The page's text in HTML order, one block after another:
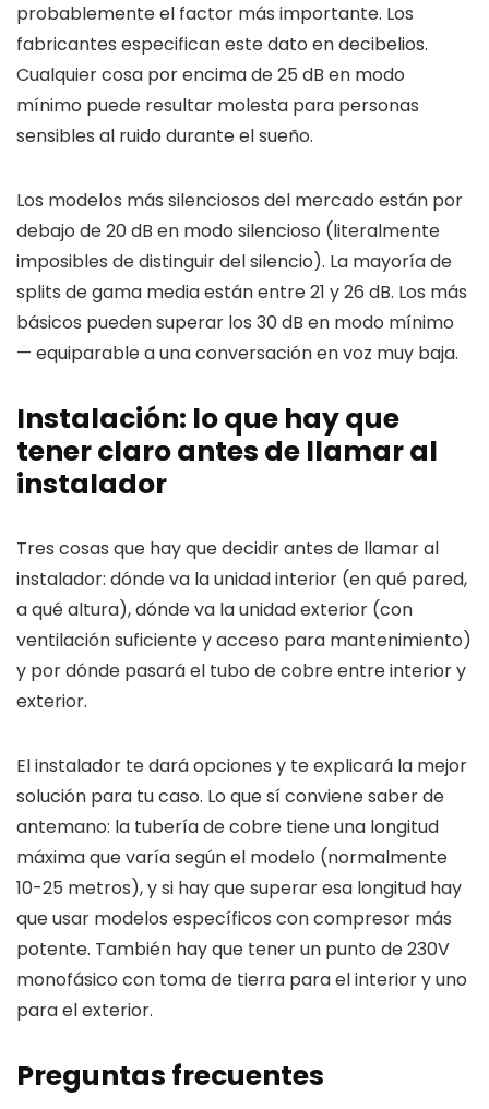
probablemente el factor más importante. Los
fabricantes especifican este dato en decibelios.
Cualquier cosa por encima de 25 dB en modo
mínimo puede resultar molesta para personas
sensibles al ruido durante el sueño.
Los modelos más silenciosos del mercado están por
debajo de 20 dB en modo silencioso (literalmente
imposibles de distinguir del silencio). La mayoría de
splits de gama media están entre 21 y 26 dB. Los más
básicos pueden superar los 30 dB en modo mínimo
— equiparable a una conversación en voz muy baja.
Instalación: lo que hay que
tener claro antes de llamar al
instalador
Tres cosas que hay que decidir antes de llamar al
instalador: dónde va la unidad interior (en qué pared,
a qué altura), dónde va la unidad exterior (con
ventilación suficiente y acceso para mantenimiento)
y por dónde pasará el tubo de cobre entre interior y
exterior.
El instalador te dará opciones y te explicará la mejor
solución para tu caso. Lo que sí conviene saber de
antemano: la tubería de cobre tiene una longitud
máxima que varía según el modelo (normalmente
10-25 metros), y si hay que superar esa longitud hay
que usar modelos específicos con compresor más
potente. También hay que tener un punto de 230V
monofásico con toma de tierra para el interior y uno
para el exterior.
Preguntas frecuentes